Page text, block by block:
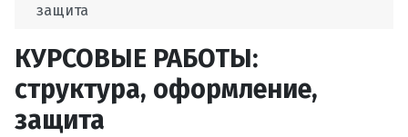
защита
КУРСОВЫЕ РАБОТЫ:
структура, оформление,
защита